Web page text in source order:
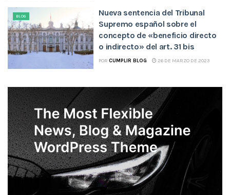
BLOG
Nueva sentencia del Tribunal
Supremo español sobre el
concepto de «beneficio directo
o indirecto» del art. 31 bis
POR CUMPLIR BLOG 26 DE MARZO DE 2023